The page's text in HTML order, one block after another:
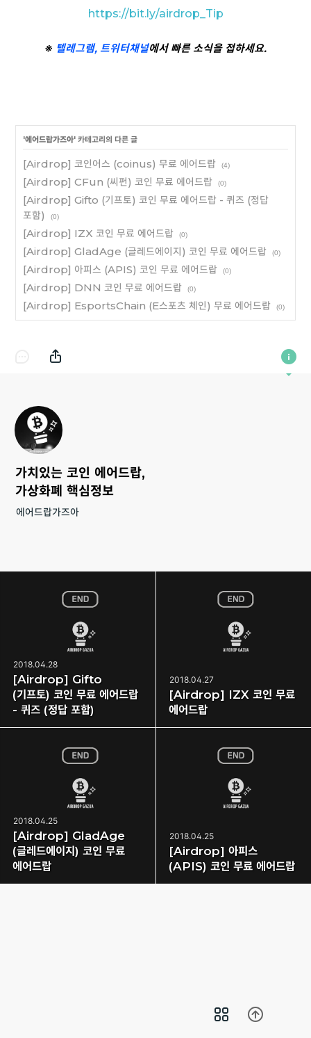
https://bit.ly/airdrop_Tip
※ 텔레그램, 트위터채널에서 빠른 소식을 접하세요.
'에어드랍가즈아' 카테고리의 다른 글
[Airdrop] 코인어스 (coinus) 무료 에어드랍 (4)
[Airdrop] CFun (씨펀) 코인 무료 에어드랍 (0)
[Airdrop] Gifto (기프토) 코인 무료 에어드랍 - 퀴즈 (정답
포함)
(0)
[Airdrop] IZX 코인 무료 에어드랍 (0)
[Airdrop] GladAge (글레드에이지) 코인 무료 에어드랍 (0)
[Airdrop] 아피스 (APIS) 코인 무료 에어드랍 (0)
[Airdrop] DNN 코인 무료 에어드랍 (0)
[Airdrop] EsportsChain (E스포츠 체인) 무료 에어드랍 (0)
가치있는 코인 에어드랍,
가상화폐 핵심정보
에어드랍가즈아
2018.04.28
[Airdrop] Gifto
(기프토) 코인 무료 에어드랍
- 퀴즈 (정답 포함)
2018.04.27
[Airdrop] IZX 코인 무료
에어드랍
2018.04.25
[Airdrop] GladAge
(글레드에이지) 코인 무료
에어드랍
2018.04.25
[Airdrop] 아피스
(APIS) 코인 무료 에어드랍